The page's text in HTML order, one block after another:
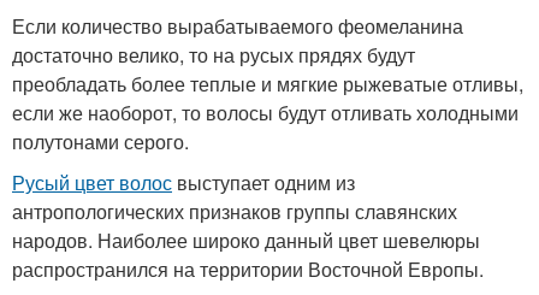
Если количество вырабатываемого феомеланина
достаточно велико, то на русых прядях будут
преобладать более теплые и мягкие рыжеватые отливы,
если же наоборот, то волосы будут отливать холодными
полутонами серого.
Русый цвет волос выступает одним из
антропологических признаков группы славянских
народов. Наиболее широко данный цвет шевелюры
распространился на территории Восточной Европы.